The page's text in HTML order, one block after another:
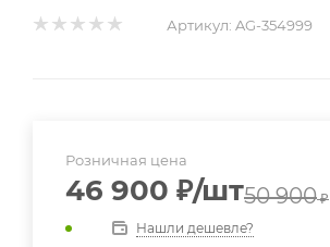
Артикул: AG-354999
Розничная цена
46 900 ₽/шт50 900₽
Нашли дешевле?